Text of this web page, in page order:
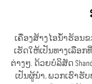
ເຄື່ອງສ້າງໄອນ້ຳຮ້ອນ
ເຮັດໃຫ້ເປັນທາງເລືອ
ຕ່າງໆ. ດ້ວຍບໍລິສັດ
ເປັນຜູ້ນຳ, ພວກເຮົາຮັ